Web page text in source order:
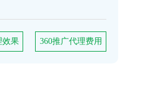
效果 360推广代理费用